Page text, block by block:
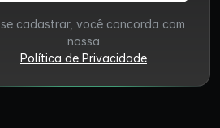
cadastrar, você concorda com
nossa
Política de Privacidade